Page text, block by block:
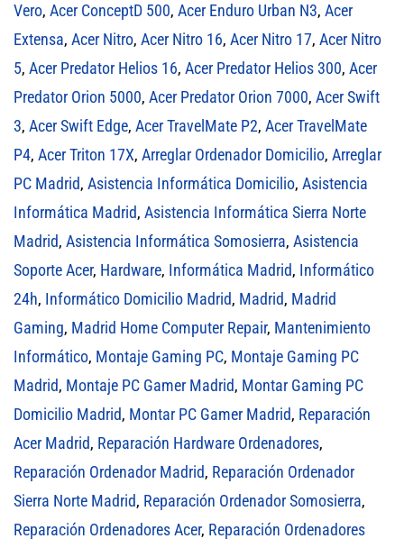
Vero, Acer ConceptD 500, Acer Enduro Urban N3, Acer
Extensa, Acer Nitro, Acer Nitro 16, Acer Nitro 17, Acer Nitro
5, Acer Predator Helios 16, Acer Predator Helios 300, Acer
Predator Orion 5000, Acer Predator Orion 7000, Acer Swift
3, Acer Swift Edge, Acer TravelMate P2, Acer TravelMate
P4, Acer Triton 17X, Arreglar Ordenador Domicilio, Arreglar
PC Madrid, Asistencia Informática Domicilio, Asistencia
Informática Madrid, Asistencia Informática Sierra Norte
Madrid, Asistencia Informática Somosierra, Asistencia
Soporte Acer, Hardware, Informática Madrid, Informático
24h, Informático Domicilio Madrid, Madrid, Madrid
Gaming, Madrid Home Computer Repair, Mantenimiento
Informático, Montaje Gaming PC, Montaje Gaming PC
Madrid, Montaje PC Gamer Madrid, Montar Gaming PC
Domicilio Madrid, Montar PC Gamer Madrid, Reparación
Acer Madrid, Reparación Hardware Ordenadores,
Reparación Ordenador Madrid, Reparación Ordenador
Sierra Norte Madrid, Reparación Ordenador Somosierra,
Reparación Ordenadores Acer, Reparación Ordenadores